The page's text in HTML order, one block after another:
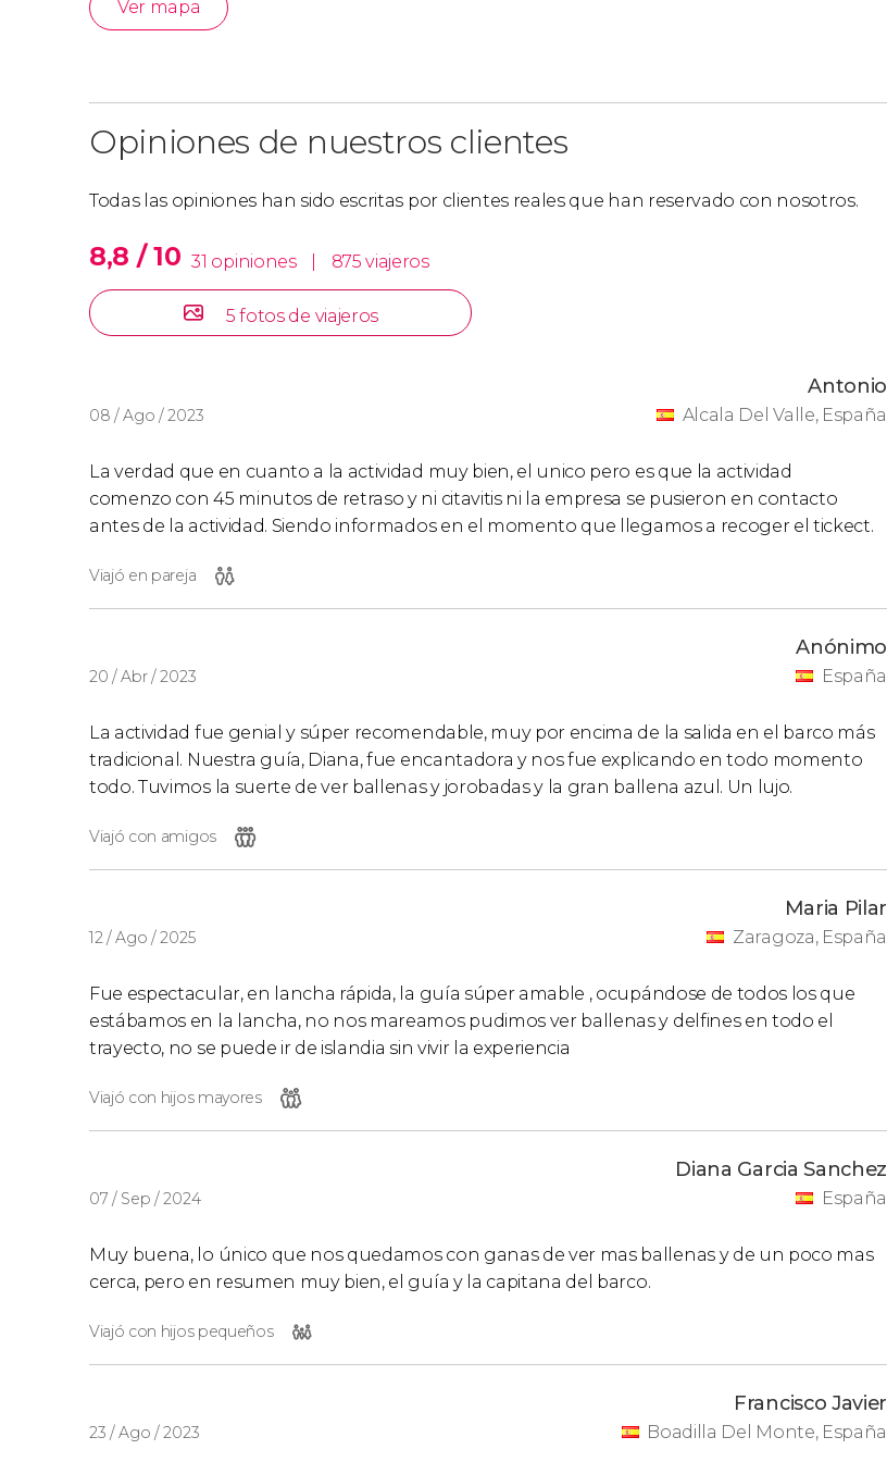
Ver mapa
Opiniones de nuestros clientes
Todas las opiniones han sido escritas por clientes reales que han reservado con nosotros.
8,8 / 10 31 opiniones 875 viajeros
5 fotos de viajeros
08 / Ago / 2023
Antonio
Alcala Del Valle, España
La verdad que en cuanto a la actividad muy bien, el unico pero es que la actividad
comenzo con 45 minutos de retraso y ni citavitis ni la empresa se pusieron en contacto
antes de la actividad. Siendo informados en el momento que llegamos a recoger el tickect.
Viajó en pareja
20 / Abr / 2023
Anónimo
España
La actividad fue genial y súper recomendable, muy por encima de la salida en el barco más
tradicional. Nuestra guía, Diana, fue encantadora y nos fue explicando en todo momento
todo. Tuvimos la suerte de ver ballenas y jorobadas y la gran ballena azul. Un lujo.
Viajó con amigos
12 / Ago / 2025
Maria Pilar
Zaragoza, España
Fue espectacular, en lancha rápida, la guía súper amable , ocupándose de todos los que
estábamos en la lancha, no nos mareamos pudimos ver ballenas y delfines en todo el
trayecto, no se puede ir de islandia sin vivir la experiencia
Viajó con hijos mayores
07 / Sep / 2024
Diana Garcia Sanchez
España
Muy buena, lo único que nos quedamos con ganas de ver mas ballenas y de un poco mas
cerca, pero en resumen muy bien, el guía y la capitana del barco.
Viajó con hijos pequeños
23 / Ago / 2023
Francisco Javier
Boadilla Del Monte, España